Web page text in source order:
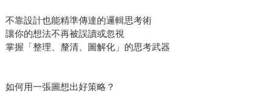
不靠設計也能精準傳達的邏輯思考術
讓你的想法不再被誤讀或忽視
掌握「整理、釐清、圖解化」的思考武器
如何用一張圖想出好策略？